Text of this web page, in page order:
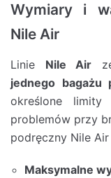
Wymiary i
Nile Air
Linie Nile Air
jednego bagażu
określone
problemów przy
podręczny Nile Air
Maksymalne